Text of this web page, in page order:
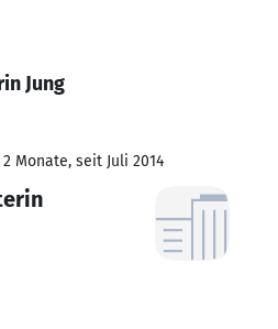
Jung
2 Monate, seit Juli 2014